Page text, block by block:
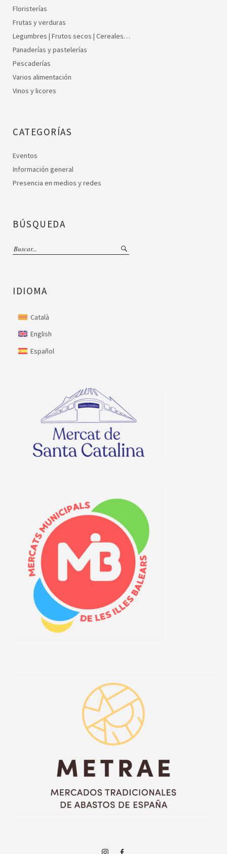
Floristerías
Frutas y verduras
Legumbres | Frutos secos | Cereales…
Panaderías y pastelerías
Pescaderías
Varios alimentación
Vinos y licores
CATEGORÍAS
Eventos
Información general
Presencia en medios y redes
BÚSQUEDA
IDIOMA
Català
English
Español